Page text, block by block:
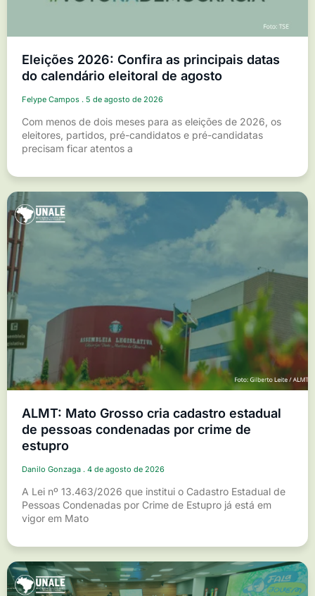
Eleições 2026: Confira as principais datas
do calendário eleitoral de agosto
Felype Campos 5 de agosto de 2026
Com menos de dois meses para as eleições de 2026, os
eleitores, partidos, pré-candidatos e pré-candidatas
precisam ficar atentos a
ALMT: Mato Grosso cria cadastro estadual
de pessoas condenadas por crime de
estupro
Danilo Gonzaga 4 de agosto de 2026
A Lei nº 13.463/2026 que institui o Cadastro Estadual de
Pessoas Condenadas por Crime de Estupro já está em
vigor em Mato